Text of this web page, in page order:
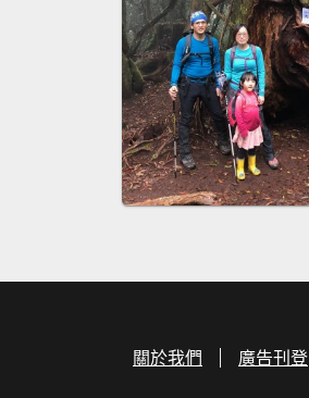
關於我們 廣告刊登